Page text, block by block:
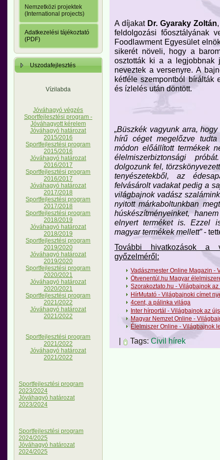
Nemzetközi projektek
(International projects)
Adatkezelési tájékoztató
(PDF)
Uszodafejlesztés
Vízilabda
Jóváhagyó végzés
Sportfejlesztési program -
Jóváhagyott kérelem
Jóváhagyó határozat
2015/2016
Sportfejlesztési program
2015/2016
Jóváhagyó határozat
2016/2017
Sportfejlesztési program
2016/2017
Jóváhagyó határozat
2017/2018
Sportfejlesztési program
2017/2018
Sportfejlesztési program
2018/2019
Jóváhagyó határozat
2018/2019
Sportfejlesztési program
2019/2020
Jóváhagyó határozat
2019/2020
Sportfejlesztési program
2020/2021
Jóváhagyó határozat
2020/2021
Sportfejlesztési program
2021/2022
Jóváhagyó határozat
2021/2022
Sportfejlesztési program
2021/2022
Jóváhagyó határozat
2021/2022
Sportfejlesztési program
2023/2024
Jóváhagyó határozat
2023/2024
Sportfejlesztési program
2024/2025
Jóváhagyó határozat
2024/2025
A díjakat Dr. Gyaraky Zoltán
feldolgozási főosztályának
Foodlawment Egyesület
sikerét növeli, hogy a
osztották ki a a legjobbnak
neveztek a versenyre. A
kétféle szempontból bírálták
és ízlelés után döntött.
„Büszkék vagyunk arra,
hírű céget megelőzve
módon előállított termékek
élelmiszerbiztonsági
dolgozunk fel,
tenyészetekből, az
felvásárolt vadakat pedig a
világbajnok vadász
nyitott márkaboltunkban
húskészítményeinket,
elnyert terméket is. Ezzel
magyar termékek mellett”-
További hivatkozások a
győzelméről:
Vadászmester Online Magazin -
Ötvenentúl.hu Magyar
Szorakoztato.hu - Világbajnok
HírMutató - Világbajnoki címet
4cent, a pálinka világa
Inter hírportál - Világbajnok az
Magyar Nemzet Online -
Élelmiszer Online - Világbajnok
Tags:Civil hírek